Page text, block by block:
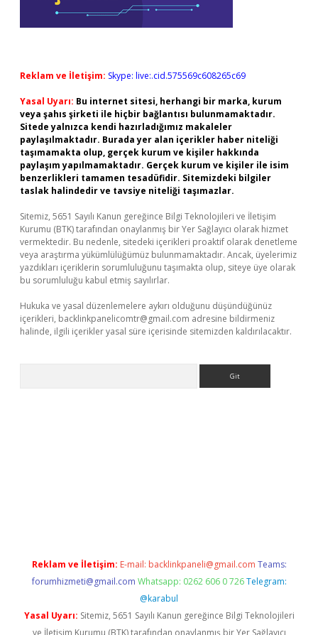
Reklam ve İletişim: Skype: live:.cid.575569c608265c69
Yasal Uyarı: Bu internet sitesi, herhangi bir marka, kurum
veya şahıs şirketi ile hiçbir bağlantısı bulunmamaktadır.
Sitede yalnızca kendi hazırladığımız makaleler
paylaşılmaktadır. Burada yer alan içerikler haber niteliği
taşımamakta olup, gerçek kurum ve kişiler hakkında
paylaşım yapılmamaktadır. Gerçek kurum ve kişiler ile isim
benzerlikleri tamamen tesadüfidir. Sitemizdeki bilgiler
taslak halindedir ve tavsiye niteliği taşımazlar.
Sitemiz, 5651 Sayılı Kanun gereğince Bilgi Teknolojileri ve İletişim
Kurumu (BTK) tarafından onaylanmış bir Yer Sağlayıcı olarak hizmet
vermektedir. Bu nedenle, sitedeki içerikleri proaktif olarak denetleme
veya araştırma yükümlülüğümüz bulunmamaktadır. Ancak, üyelerimiz
yazdıkları içeriklerin sorumluluğunu taşımakta olup, siteye üye olarak
bu sorumluluğu kabul etmiş sayılırlar.
Hukuka ve yasal düzenlemelere aykırı olduğunu düşündüğünüz
içerikleri, backlinkpanelicomtr@gmail.com adresine bildirmeniz
halinde, ilgili içerikler yasal süre içerisinde sitemizden kaldırılacaktır.
Reklam ve İletişim: E-mail: backlinkpaneli@gmail.com Teams:
forumhizmeti@gmail.com Whatsapp: 0262 606 0 726 Telegram:
@karabul
Yasal Uyarı: Sitemiz, 5651 Sayılı Kanun gereğince Bilgi Teknolojileri
ve İletişim Kurumu (BTK) tarafından onaylanmış bir Yer Sağlayıcı